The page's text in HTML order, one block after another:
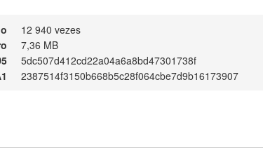
12 940 vezes
7,36 MB
5dc507d412cd22a04a6a8bd47301738f
2387514f3150b668b5c28f064cbe7d9b16173907